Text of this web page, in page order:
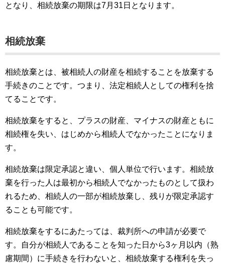
となり、相続放棄の期限は7月31日となります。
相続放棄
相続放棄とは、被相続人の財産を相続することを放棄する
手続きのことです。つまり、法定相続人としての権利を捨
てることです。
相続放棄をすると、プラスの財産、マイナスの財産ともに
相続権を失い、はじめから相続人でなかったことになりま
す。
相続放棄は限定承認と違い、個人単位で行います。相続放
棄を行った人は最初から相続人でなかったものとして扱わ
れるため、相続人の一部が相続放棄し、残りが限定承認す
ることも可能です。
相続放棄をするにあたっては、裁判所への申請が必要で
す。自分が相続人であることを知った日から3ヶ月以内（熟
慮期間）に手続きを行わないと、相続放棄する権利を失っ